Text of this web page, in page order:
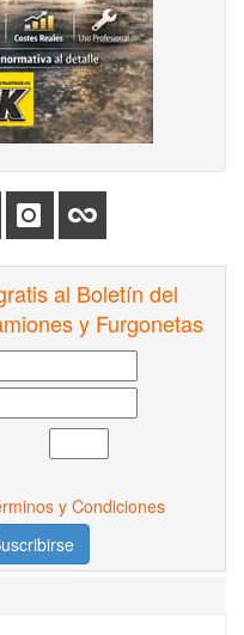
al Boletín del
y Furgonetas
y Condiciones